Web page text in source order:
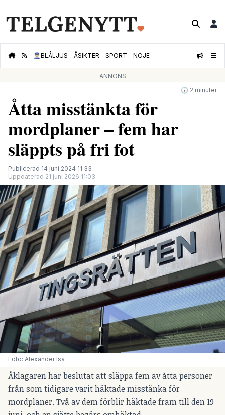
👮🏻‍♂️BLÅLJUS ÅSIKTER SPORT NÖJE
ANNONS
🕝 2 minuter
Åtta misstänkta för
mordplaner – fem har
släppts på fri fot
Publicerad 14 juni 2024 11:33
Uppdaterad 21 juni 2026 11:03
Foto: Alexander Isa
Åklagaren har beslutat att släppa fem av åtta personer
från som tidigare varit häktade misstänka för
mordplaner. Två av dem förblir häktade fram till den 19